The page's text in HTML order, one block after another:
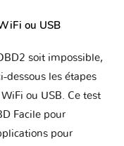
ou USB
soit impossible,
dessous les étapes
ou USB. Ce test
Facile pour
pour